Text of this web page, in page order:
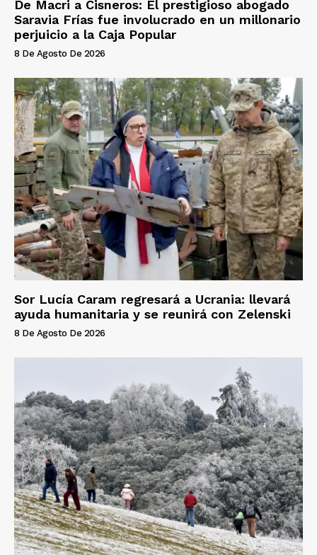
De Macri a Cisneros: El prestigioso abogado
Saravia Frías fue involucrado en un millonario
perjuicio a la Caja Popular
8 De Agosto De 2026
Sor Lucía Caram regresará a Ucrania: llevará
ayuda humanitaria y se reunirá con Zelenski
8 De Agosto De 2026